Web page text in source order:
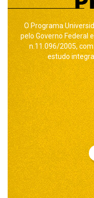
O Programa
pelo Governo Federal
n.11.096/2005,
estudo